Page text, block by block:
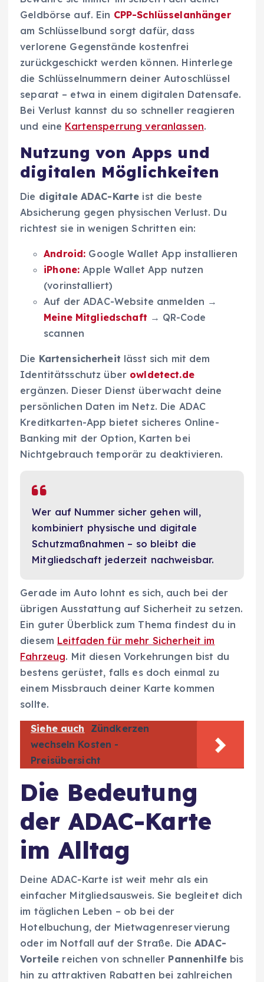
Geldbörse auf. Ein CPP-Schlüsselanhänger
am Schlüsselbund sorgt dafür, dass
verlorene Gegenstände kostenfrei
zurückgeschickt werden können. Hinterlege
die Schlüsselnummern deiner Autoschlüssel
separat – etwa in einem digitalen Datensafe.
Bei Verlust kannst du so schneller reagieren
und eine Kartensperrung veranlassen.
Nutzung von Apps und
digitalen Möglichkeiten
Die digitale ADAC-Karte ist die beste
Absicherung gegen physischen Verlust. Du
richtest sie in wenigen Schritten ein:
Android: Google Wallet App installieren
iPhone: Apple Wallet App nutzen
(vorinstalliert)
Auf der ADAC-Website anmelden →
Meine Mitgliedschaft → QR-Code
scannen
Die Kartensicherheit lässt sich mit dem
Identitätsschutz über owldetect.de
ergänzen. Dieser Dienst überwacht deine
persönlichen Daten im Netz. Die ADAC
Kreditkarten-App bietet sicheres Online-
Banking mit der Option, Karten bei
Nichtgebrauch temporär zu deaktivieren.
Wer auf Nummer sicher gehen will,
kombiniert physische und digitale
Schutzmaßnahmen – so bleibt die
Mitgliedschaft jederzeit nachweisbar.
Gerade im Auto lohnt es sich, auch bei der
übrigen Ausstattung auf Sicherheit zu setzen.
Ein guter Überblick zum Thema findest du in
diesem Leitfaden für mehr Sicherheit im
Fahrzeug. Mit diesen Vorkehrungen bist du
bestens gerüstet, falls es doch einmal zu
einem Missbrauch deiner Karte kommen
sollte.
Siehe auch
Zündkerzen
wechseln Kosten -
Preisübersicht
Die Bedeutung
der ADAC-Karte
im Alltag
Deine ADAC-Karte ist weit mehr als ein
einfacher Mitgliedsausweis. Sie begleitet dich
im täglichen Leben – ob bei der
Hotelbuchung, der Mietwagenreservierung
oder im Notfall auf der Straße. DieADAC-
Vorteile reichen von schneller Pannenhilfe bis
hin zu attraktiven Rabatten bei zahlreichen